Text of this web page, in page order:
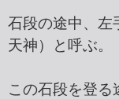
石段の途中、左
天神）と呼ぶ。
この石段を登る